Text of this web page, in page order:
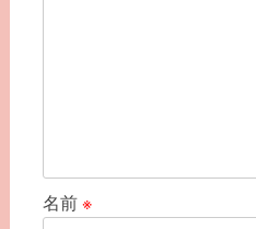
名前 ※